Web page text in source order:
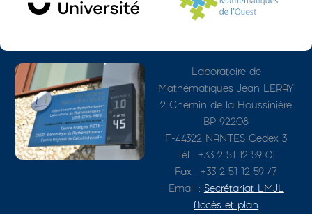
Photo Adresse détaillée
Laboratoire de
Mathématiques Jean LERAY
2 Chemin de la Houssinière
BP 92208
F-44322 NANTES Cedex 3
Tél : +33 2 51 12 59 01
Fax : +33 2 51 12 59 47
Email : Secrétariat LMJL
Accès et plan